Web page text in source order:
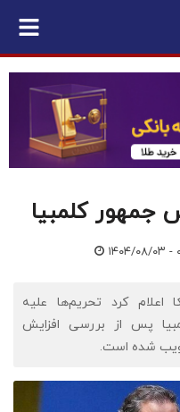
جمهور کلمبیا
۰۸/۰۳ - ۰۰:۱۴
اعلام کرد تحریم‌ها علیه
پس از بررسی افزایش
شده است.